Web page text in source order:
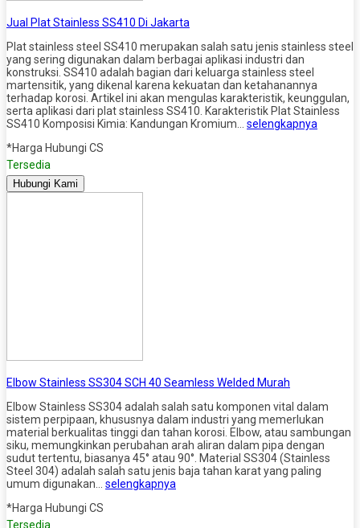
Jual Plat Stainless SS410 Di Jakarta
Plat stainless steel SS410 merupakan salah satu jenis stainless steel
yang sering digunakan dalam berbagai aplikasi industri dan
konstruksi. SS410 adalah bagian dari keluarga stainless steel
martensitik, yang dikenal karena kekuatan dan ketahanannya
terhadap korosi. Artikel ini akan mengulas karakteristik, keunggulan,
serta aplikasi dari plat stainless SS410. Karakteristik Plat Stainless
SS410 Komposisi Kimia: Kandungan Kromium… selengkapnya
*Harga Hubungi CS
Tersedia
Hubungi Kami
Elbow Stainless SS304 SCH 40 Seamless Welded Murah
Elbow Stainless SS304 adalah salah satu komponen vital dalam
sistem perpipaan, khususnya dalam industri yang memerlukan
material berkualitas tinggi dan tahan korosi. Elbow, atau sambungan
siku, memungkinkan perubahan arah aliran dalam pipa dengan
sudut tertentu, biasanya 45° atau 90°. Material SS304 (Stainless
Steel 304) adalah salah satu jenis baja tahan karat yang paling
umum digunakan… selengkapnya
*Harga Hubungi CS
Tersedia